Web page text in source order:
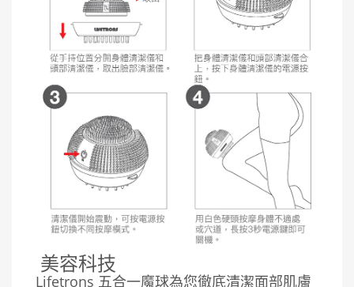
美容科技
Lifetrons 五合一魔球為您徹底清潔面部肌膚